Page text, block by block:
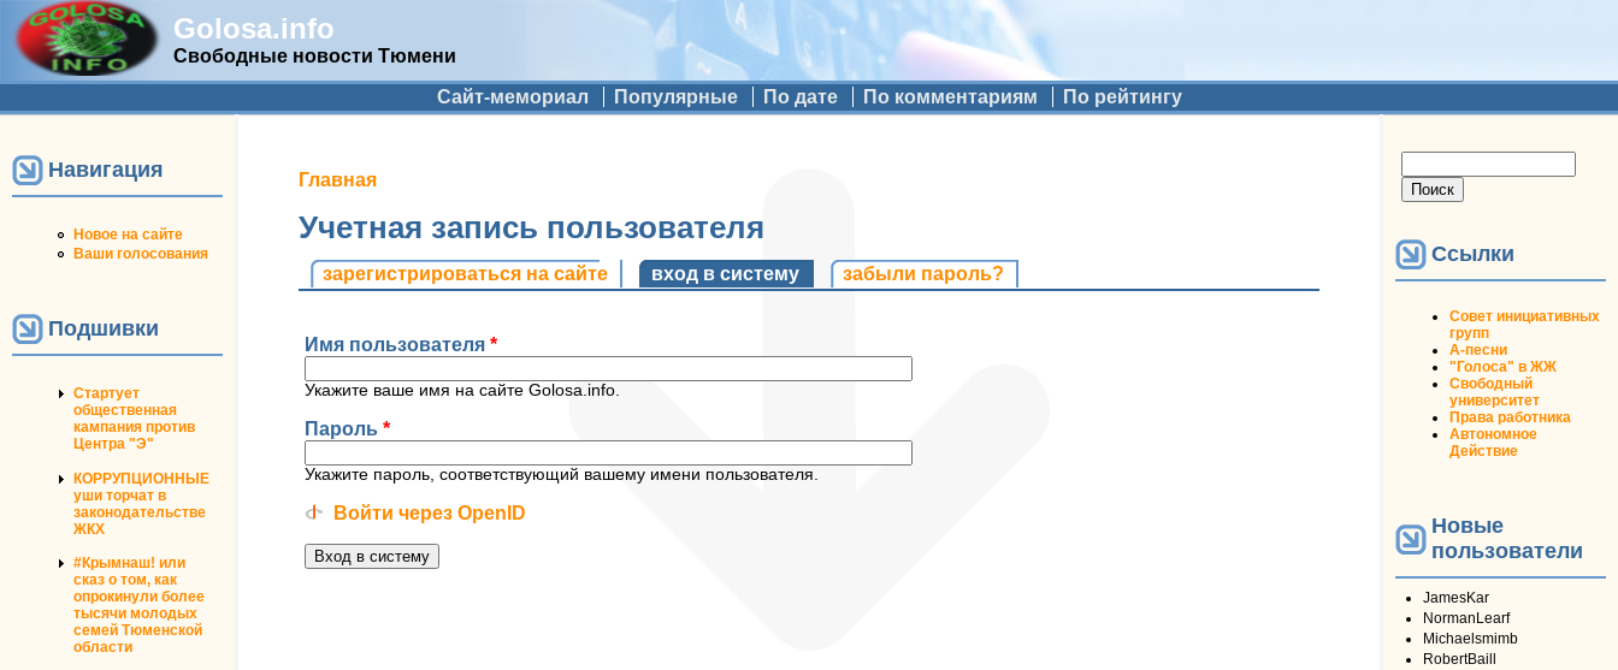
Golosa.info
Свободные новости Тюмени
Дополнительное меню Сайт-мемориал Популярные По дате По комментариям По рейтингу
Навигация
Новое на сайте
Ваши голосования
Подшивки
Стартует
общественная
кампания против
Центра "Э"
КОРРУПЦИОННЫЕ
уши торчат в
законодательстве
ЖКХ
#Крымнаш! или
сказ о том, как
опрокинули более
тысячи молодых
семей Тюменской
области
Вы здесь
Главная
Учетная запись пользователя
Главные вкладки
зарегистрироваться на сайте вход в систему (активная вкладка)
забыли пароль?
Имя пользователя *
Укажите ваше имя на сайте Golosa.info.
Пароль *
Укажите пароль, соответствующий вашему имени пользователя.
Войти через OpenID
Ссылки
Совет инициативных
групп
А-песни
"Голоса" в ЖЖ
Свободный
университет
Права работника
Автономное
Действие
Новые
пользователи
JamesKar
NormanLearf
Michaelsmimb
RobertBaill